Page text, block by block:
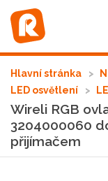
Hlavní stránka
LED osvětlení
Wireli RGB
3204000060
přijímačem